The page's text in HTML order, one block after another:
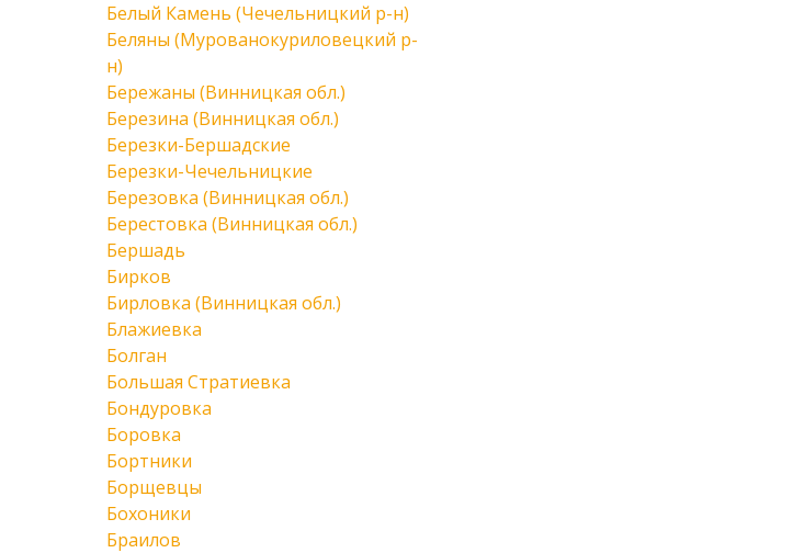
Белый Камень (Чечельницкий р-н)
Беляны (Мурованокуриловецкий р-
н)
Бережаны (Винницкая обл.)
Березина (Винницкая обл.)
Березки-Бершадские
Березки-Чечельницкие
Березовка (Винницкая обл.)
Берестовка (Винницкая обл.)
Бершадь
Бирков
Бирловка (Винницкая обл.)
Блажиевка
Болган
Большая Стратиевка
Бондуровка
Боровка
Бортники
Борщевцы
Бохоники
Браилов